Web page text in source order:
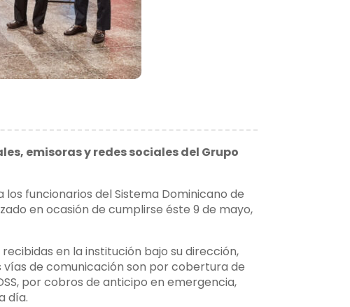
emisoras y redes sociales del Grupo
funcionarios del Sistema Dominicano de
en ocasión de cumplirse éste 9 de mayo,
en la institución bajo su dirección,
de comunicación son por cobertura de
por cobros de anticipo en emergencia,
día.